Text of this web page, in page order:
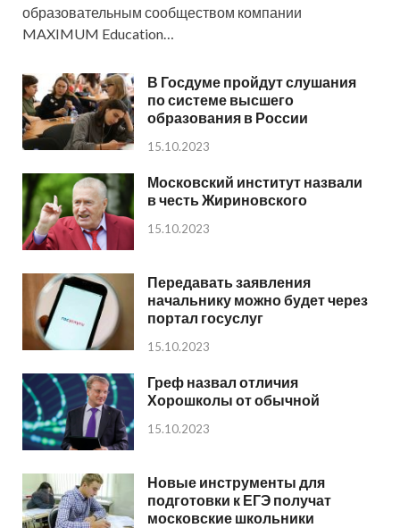
образовательным сообществом компании
MAXIMUM Education…
В Госдуме пройдут слушания
по системе высшего
образования в России
15.10.2023
Московский институт назвали
в честь Жириновского
15.10.2023
Передавать заявления
начальнику можно будет через
портал госуслуг
15.10.2023
Греф назвал отличия
Хорошколы от обычной
15.10.2023
Новые инструменты для
подготовки к ЕГЭ получат
московские школьники